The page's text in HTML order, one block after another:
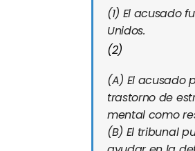
(1) El acusado
Unidos.
(2)
(A) El acusado
trastorno de
mental como
(B) El tribunal